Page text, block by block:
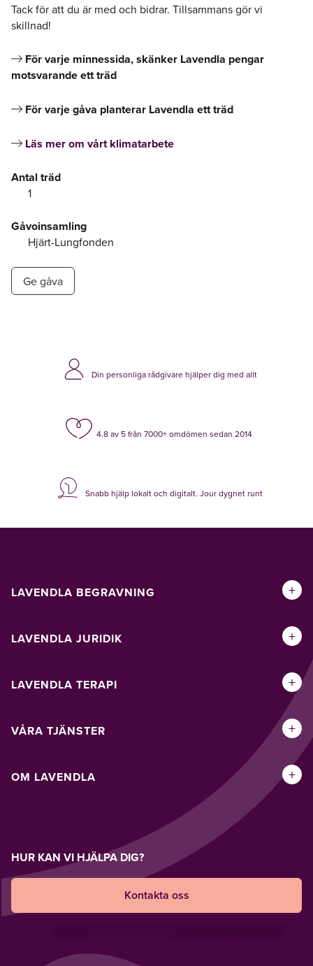
Tack för att du är med och bidrar. Tillsammans gör vi
skillnad!
För varje minnessida, skänker Lavendla pengar
motsvarande ett träd
För varje gåva planterar Lavendla ett träd
Läs mer om vårt klimatarbete
Antal träd
1
Gåvoinsamling
Hjärt-Lungfonden
Ge gåva
Din personliga rådgivare hjälper dig med allt
4.8 av 5 från 7000+ omdömen sedan 2014
Snabb hjälp lokalt och digitalt. Jour dygnet runt
LAVENDLA BEGRAVNING +
LAVENDLA JURIDIK +
LAVENDLA TERAPI +
VÅRA TJÄNSTER +
OM LAVENDLA +
HUR KAN VI HJÄLPA DIG?
Kontakta oss